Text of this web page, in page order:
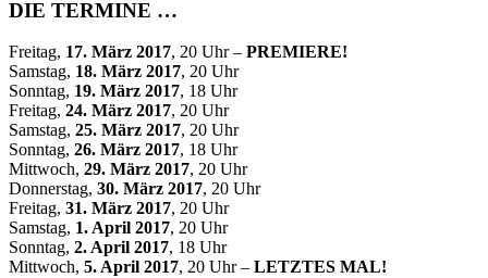
DIE TERMINE …
Freitag, 17. März 2017, 20 Uhr – PREMIERE!
Samstag, 18. März 2017, 20 Uhr
Sonntag, 19. März 2017, 18 Uhr
Freitag, 24. März 2017, 20 Uhr
Samstag, 25. März 2017, 20 Uhr
Sonntag, 26. März 2017, 18 Uhr
Mittwoch, 29. März 2017, 20 Uhr
Donnerstag, 30. März 2017, 20 Uhr
Freitag, 31. März 2017, 20 Uhr
Samstag, 1. April 2017, 20 Uhr
Sonntag, 2. April 2017, 18 Uhr
Mittwoch, 5. April 2017, 20 Uhr – LETZTES MAL!